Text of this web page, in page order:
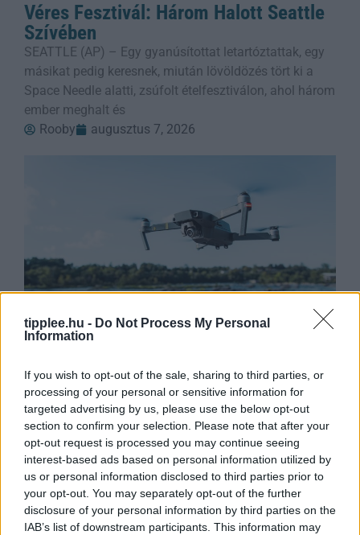
tipplee.hu - Do Not Process My Personal
Information
If you wish to opt-out of the sale, sharing to third parties, or
processing of your personal or sensitive information for
targeted advertising by us, please use the below opt-out
section to confirm your selection. Please note that after your
opt-out request is processed you may continue seeing
interest-based ads based on personal information utilized by
us or personal information disclosed to third parties prior to
your opt-out. You may separately opt-out of the further
disclosure of your personal information by third parties on the
IAB’s list of downstream participants. This information may
Véres Fesztivál: Három Halott Seattle
Szívében
SEATTLE (AP) – Egy gyanúsítottat letartóztattak, egy
másikat pedig keresnek, miután lövöldözés tört ki a
Space Needle alatti, zsúfolt ételfesztiválon, ahol három
ember meghalt és
Rooby
augusztus 7, 2026
téged – kipróbáltuk a Mondo Benit
Sean Hollister, a The Verge vezető szerkesztője,
kipróbálta a Beni nevű kétlábú robotkutyát, amely
ugrál, trükközik, és stabil 4K-ban követi a gazdáját. A
körülbelül 600
Rooby
augusztus 7, 2026